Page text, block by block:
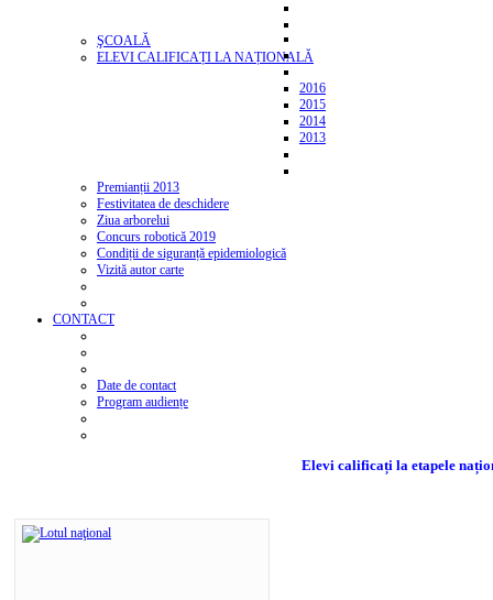
ŞCOALĂ
ELEVI CALIFICAȚI LA NAȚIONALĂ
2016
2015
2014
2013
Premianții 2013
Festivitatea de deschidere
Ziua arborelui
Concurs robotică 2019
Condiții de siguranță epidemiologică
Vizită autor carte
CONTACT
Date de contact
Program audiențe
Elevi calificați la etapele